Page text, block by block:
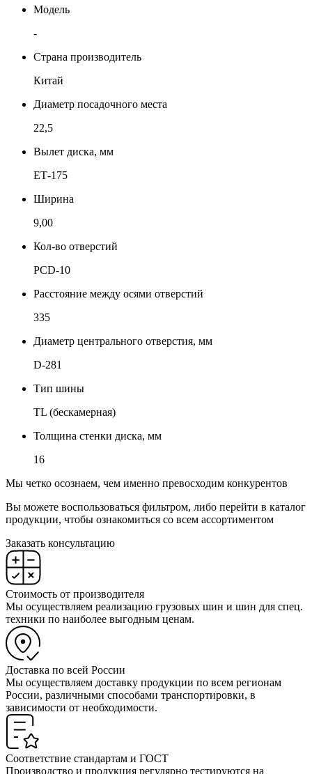
Модель
-
Страна производитель
Китай
Диаметр посадочного места
22,5
Вылет диска, мм
ЕТ-175
Ширина
9,00
Кол-во отверстий
PCD-10
Расстояние между осями отверстий
335
Диаметр центрального отверстия, мм
D-281
Тип шины
TL (бескамерная)
Толщина стенки диска, мм
16
Мы четко осознаем, чем именно превосходим конкурентов
Вы можете воспользоваться фильтром, либо перейти в каталог
продукции, чтобы ознакомиться со всем ассортиментом
Заказать консультацию
Стоимость от производителя
Мы осуществляем реализацию грузовых шин и шин для спец.
техники по наиболее выгодным ценам.
Доставка по всей России
Мы осуществляем доставку продукции по всем регионам
России, различными способами транспортировки, в
зависимости от необходимости.
Соответствие стандартам и ГОСТ
Производство и продукция регулярно тестируются на